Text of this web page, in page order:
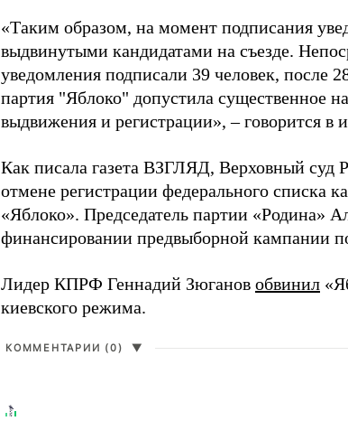
«Таким образом, на момент подписания
выдвинутыми кандидатами на съезде.
уведомления подписали 39 человек, после
партия "Яблоко" допустила существенное
выдвижения и регистрации», – говорится в
Как писала газета ВЗГЛЯД, Верховный суд
отмене регистрации федерального списка
«Яблоко». Председатель партии «Родина»
финансировании предвыборной кампании
Лидер КПРФ Геннадий Зюганов обвинил
киевского режима.
КОММЕНТАРИИ (0) ▼